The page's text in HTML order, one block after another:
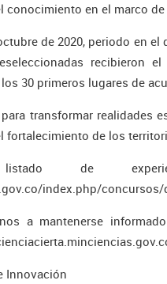
en el marco
de 2020, periodo en
recibieron
30 primeros lugares de
transformar
fortalecimiento de los
de
index.php/concursos/
a mantenerse
Innovación